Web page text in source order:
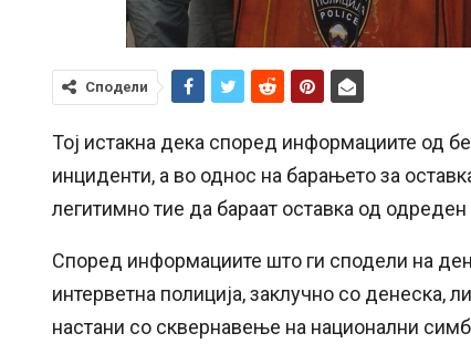
Сподели
Тој истакна дека според информациите од
инциденти, а во однос на барањето за
легитимно тие да бараат оставка од
Според информациите што ги сподели на
интерветна полиција, заклучно со денеска,
настани со сквернавење на национални